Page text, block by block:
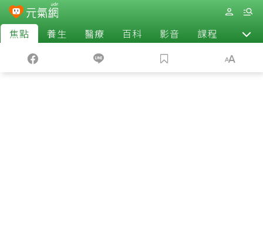
焦點 養生 醫療 百科 影音 課程 退休